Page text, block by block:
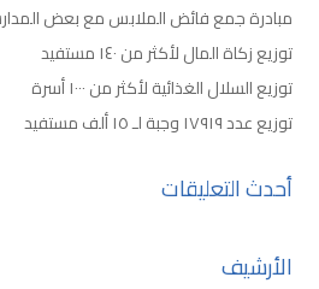
مبادرة جمع فائض الملابس مع بعض
توزيع زكاة المال لأكثر من ١٤٠ مستفيد
توزيع السلال الغذائية لأكثر من ١٠٠٠ أسرة
توزيع عدد ١٧٩١٩ وجبة لـ ١٥ ألف مستفيد
أحدث التعليقات
الأرشيف